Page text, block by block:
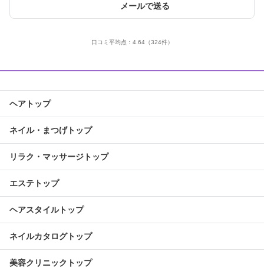
メールで送る
口コミ平均点： 4.64（324件）
ヘアトップ
ネイル・まつげトップ
リラク・マッサージトップ
エステトップ
ヘアスタイルトップ
ネイルカタログトップ
美容クリニックトップ